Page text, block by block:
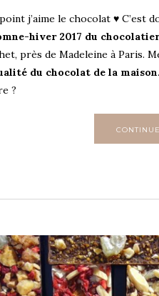
j’aime le chocolat ♥ C’est
hiver 2017 du
près de Madeleine à Paris.
du chocolat de la maison
?